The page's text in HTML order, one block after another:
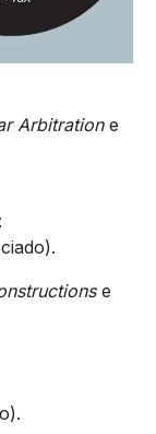
Arbitration e
e